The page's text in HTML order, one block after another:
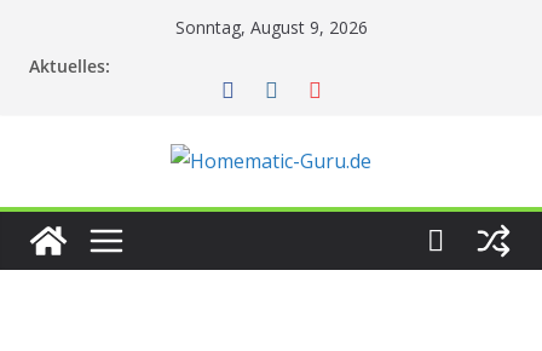
Sonntag, August 9, 2026
Aktuelles: